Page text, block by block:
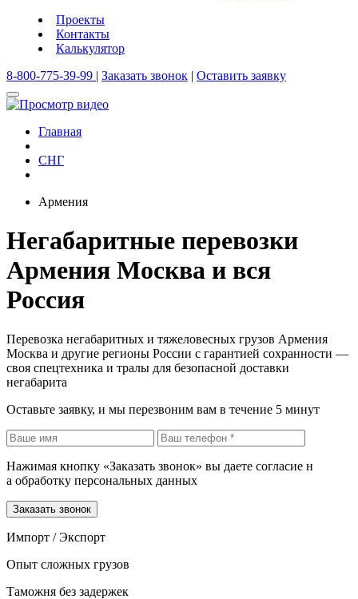
Проекты
Контакты
Калькулятор
8-800-775-39-99 | Заказать звонок | Оставить заявку
Главная
СНГ
Армения
Негабаритные перевозки
Армения Москва и вся
Россия
Перевозка негабаритных и тяжеловесных грузов Армения
Москва и другие регионы России с гарантией сохранности —
своя спецтехника и тралы для безопасной доставки
негабарита
Оставьте заявку, и мы перезвоним вам в течение 5 минут
Нажимая кнопку «Заказать звонок» вы даете согласие н
а обработку персональных данных
Заказать звонок
Импорт / Экспорт
Опыт сложных грузов
Таможня без задержек